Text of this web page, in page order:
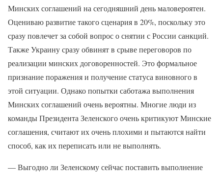
Минских соглашений на сегодняшний день маловероятен.
Оцениваю развитие такого сценария в 20%, поскольку это
сразу повлечет за собой вопрос о снятии с России санкций.
Также Украину сразу обвинят в срыве переговоров по
реализации минских договоренностей. Это формальное
признание поражения и получение статуса виновного в
этой ситуации. Однако попытки саботажа выполнения
Минских соглашений очень вероятны. Многие люди из
команды Президента Зеленского очень критикуют Минские
соглашения, считают их очень плохими и пытаются найти
способ, как их переписать или не выполнять.
— Выгодно ли Зеленскому сейчас поставить выполнение